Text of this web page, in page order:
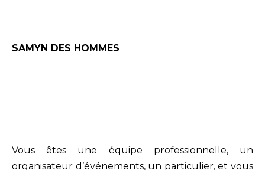
SAMYN DES HOMMES
Vous êtes une équipe professionnelle, un
organisateur d’événements, un particulier, et vous